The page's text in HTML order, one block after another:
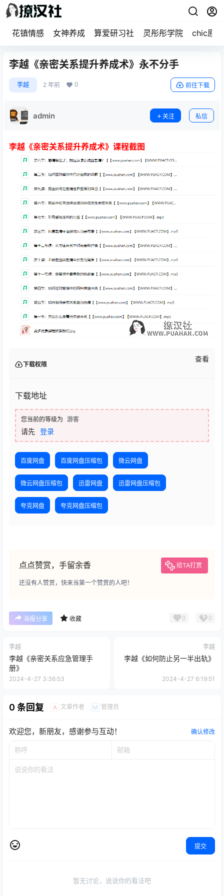
花镇情感 女神养成 算爱研习社 灵彤彤学院 chic原醉
李越《亲密关系提升养成术》永不分手
李越 2 年前 0 前往下载
admin 关注 私信
李越《亲密关系提升养成术》课程截图
下载权限
查看
下载地址
您当前的等级为 游客
请先 登录
百度网盘 百度网盘压缩包 微云网盘
微云网盘压缩包 迅雷网盘 迅雷网盘压缩包
夸克网盘 夸克网盘压缩包
点点赞赏，手留余香 给TA打赏
还没有人赞赏，快来当第一个赞赏的人吧！
海报分享 收藏 0 0
李越
李越《亲密关系应急管理手
册》
2024-4-27 3:36:53
李越
李越《如何防止另一半出轨》
2024-4-27 6:19:51
0 条回复 A 文章作者 M 管理员
欢迎您，新朋友，感谢参与互动！ 确认修改
提交
暂无讨论，说说你的看法吧